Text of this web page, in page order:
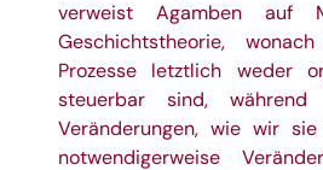
verweist Agamben auf
Geschichtstheorie,
Prozesse letztlich weder
steuerbar sind, während
Veränderungen, wie wir
notwendigerweise